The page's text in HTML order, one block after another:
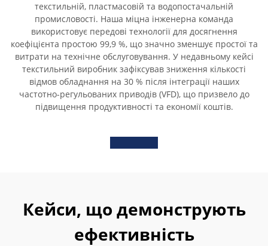
текстильній, пластмасовій та водопостачальній
промисловості. Наша міцна інженерна команда
використовує передові технології для досягнення
коефіцієнта простою 99,9 %, що значно зменшує простої та
витрати на технічне обслуговування. У недавньому кейсі
текстильний виробник зафіксував зниження кількості
відмов обладнання на 30 % після інтеграції наших
частотно-регульованих приводів (VFD), що призвело до
підвищення продуктивності та економії коштів.
Кейси, що демонструють
ефективність